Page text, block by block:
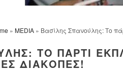
» MEDIA» Βασίλης Σπανούλης: Το
ΤΟ ΠΆΡΤΙ
ΔΙΑΚΟΠΈΣ!